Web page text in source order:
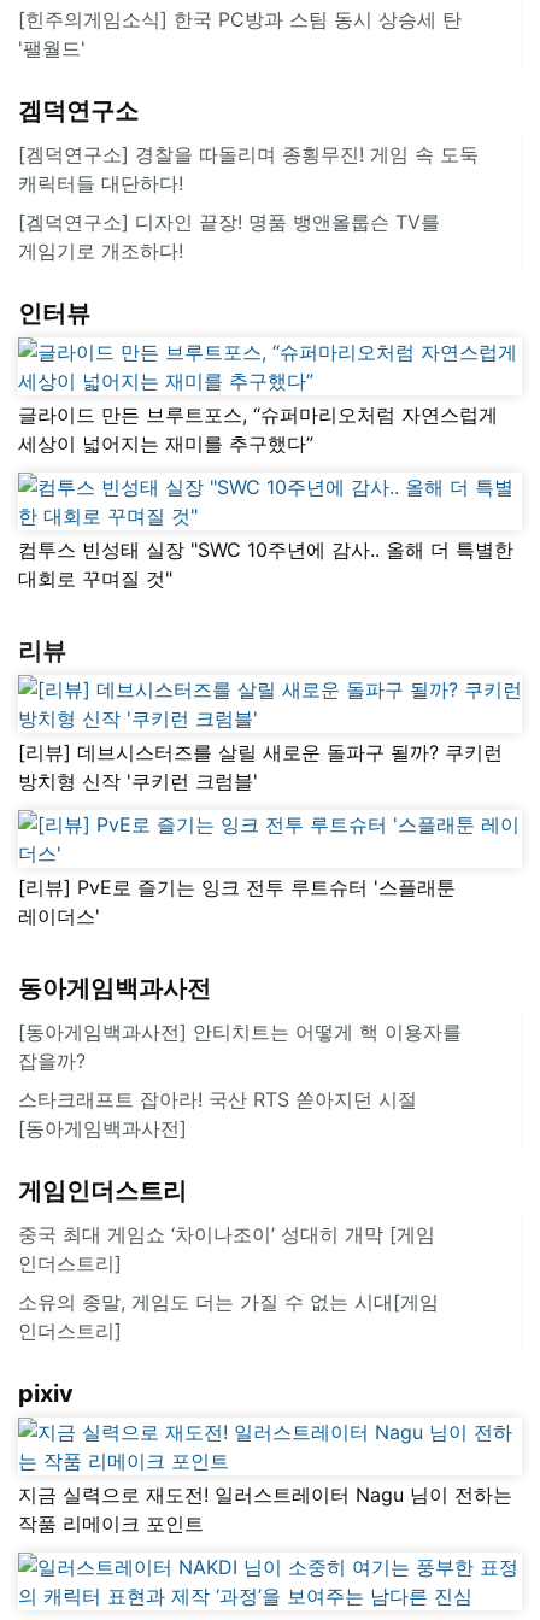
[힌주의게임소식] 한국 PC방과 스팀 동시 상승세 탄
'팰월드'
겜덕연구소
[겜덕연구소] 경찰을 따돌리며 종횡무진! 게임 속 도둑
캐릭터들 대단하다!
[겜덕연구소] 디자인 끝장! 명품 뱅앤올룹슨 TV를
게임기로 개조하다!
인터뷰
글라이드 만든 브루트포스, “슈퍼마리오처럼 자연스럽게
세상이 넓어지는 재미를 추구했다”
컴투스 빈성태 실장 "SWC 10주년에 감사.. 올해 더 특별한
대회로 꾸며질 것"
리뷰
[리뷰] 데브시스터즈를 살릴 새로운 돌파구 될까? 쿠키런
방치형 신작 '쿠키런 크럼블'
[리뷰] PvE로 즐기는 잉크 전투 루트슈터 '스플래툰
레이더스'
동아게임백과사전
[동아게임백과사전] 안티치트는 어떻게 핵 이용자를
잡을까?
스타크래프트 잡아라! 국산 RTS 쏟아지던 시절
[동아게임백과사전]
게임인더스트리
중국 최대 게임쇼 ‘차이나조이’ 성대히 개막 [게임
인더스트리]
소유의 종말, 게임도 더는 가질 수 없는 시대[게임
인더스트리]
pixiv
지금 실력으로 재도전! 일러스트레이터 Nagu 님이 전하는
작품 리메이크 포인트